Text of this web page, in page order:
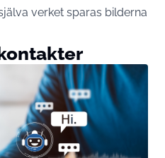
verket sparas bilderna